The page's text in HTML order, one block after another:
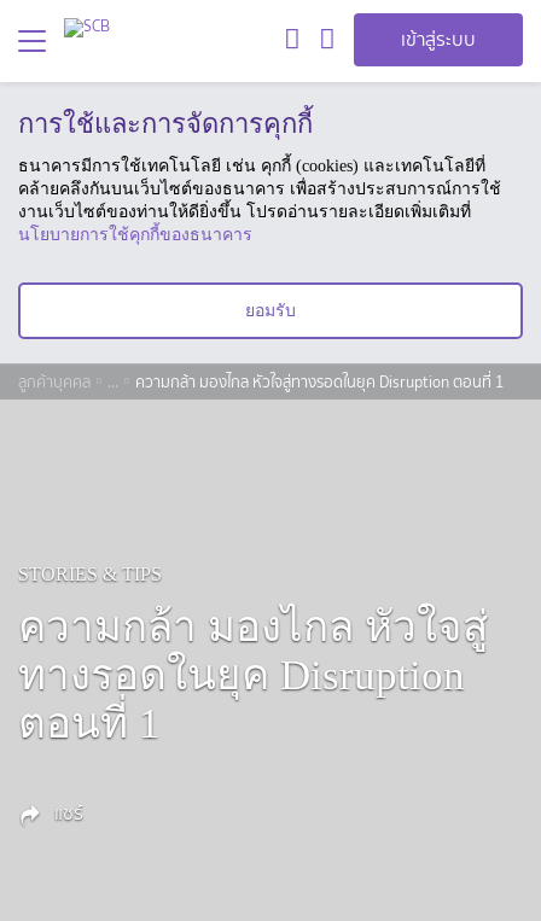
เข้าสู่ระบบ
การใช้และการจัดการคุกกี้
ธนาคารมีการใช้เทคโนโลยี เช่น คุกกี้ (cookies) และเทคโนโลยีที่
คล้ายคลึงกันบนเว็บไซต์ของธนาคาร เพื่อสร้างประสบการณ์การใช้
งานเว็บไซต์ของท่านให้ดียิ่งขึ้น โปรดอ่านรายละเอียดเพิ่มเติมที่
นโยบายการใช้คุกกี้ของธนาคาร
ยอมรับ
ลูกค้าบุคคล ... ความกล้า มองไกล หัวใจสู่ทางรอดในยุค Disruption ตอนที่ 1
STORIES & TIPS
ความกล้า มองไกล หัวใจสู่
ทางรอดในยุค Disruption
ตอนที่ 1
แชร์